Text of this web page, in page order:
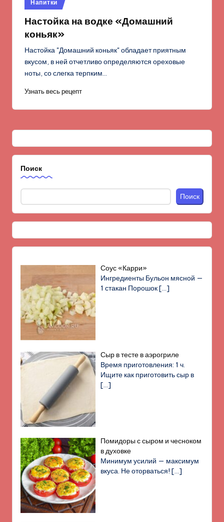
в
Напитки
Настойка на водке «Домашний
коньяк»
Настойка "Домашний коньяк" обладает приятным
вкусом, в ней отчетливо определяются ореховые
ноты, со слегка терпким…
Узнать весь рецепт
Поиск
Поиск
Соус «Карри»
Ингредиенты Бульон мясной —
1 стакан Порошок[…]
Сыр в тесте в аэрогриле
Время приготовления: 1 ч.
Ищите как приготовить сыр в
[…]
Помидоры с сыром и чесноком
в духовке
Минимум усилий — максимум
вкуса. Не оторваться![…]